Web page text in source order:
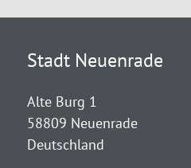
Stadt Neuenrade
Alte Burg 1
58809 Neuenrade
Deutschland